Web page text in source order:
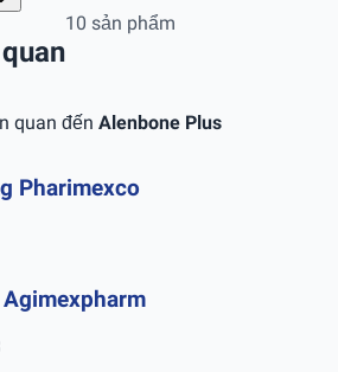
10 sản phẩm
quan đến Alenbone Plus
Pharimexco